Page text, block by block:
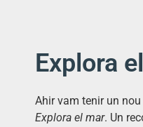
Explora
Ahir vam tenir un
Explora el mar. Un